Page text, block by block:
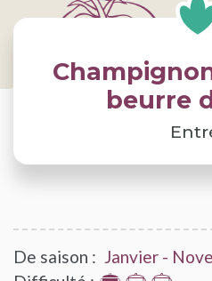
beurre
De saison : Janvier -